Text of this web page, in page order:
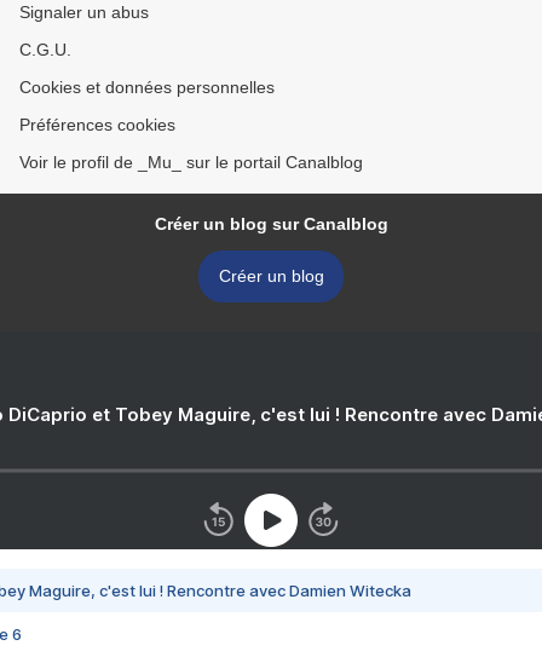
Signaler un abus
C.G.U.
Cookies et données personnelles
Préférences cookies
Voir le profil de _Mu_ sur le portail Canalblog
Créer un blog sur Canalblog
Créer un blog
DiCaprio et Tobey Maguire, c'est lui ! Rencontre avec
Maguire, c'est lui ! Rencontre avec Damien Witecka
6